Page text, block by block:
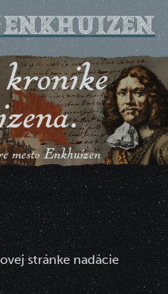
mesto Enkhuizen
stránke nadácie